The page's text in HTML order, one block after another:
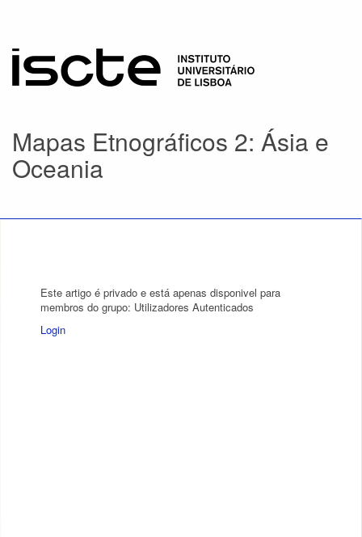
Mapas Etnográficos 2: Ásia e
Oceania
Este artigo é privado e está apenas disponivel para
membros do grupo: Utilizadores Autenticados
Login